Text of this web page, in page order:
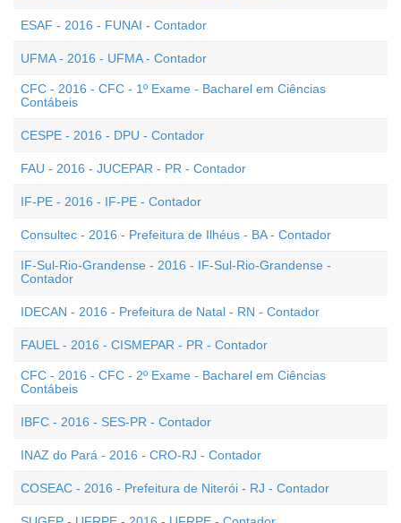
ESAF - 2016 - FUNAI - Contador
UFMA - 2016 - UFMA - Contador
CFC - 2016 - CFC - 1º Exame - Bacharel em Ciências
Contábeis
CESPE - 2016 - DPU - Contador
FAU - 2016 - JUCEPAR - PR - Contador
IF-PE - 2016 - IF-PE - Contador
Consultec - 2016 - Prefeitura de Ilhéus - BA - Contador
IF-Sul-Rio-Grandense - 2016 - IF-Sul-Rio-Grandense -
Contador
IDECAN - 2016 - Prefeitura de Natal - RN - Contador
FAUEL - 2016 - CISMEPAR - PR - Contador
CFC - 2016 - CFC - 2º Exame - Bacharel em Ciências
Contábeis
IBFC - 2016 - SES-PR - Contador
INAZ do Pará - 2016 - CRO-RJ - Contador
COSEAC - 2016 - Prefeitura de Niterói - RJ - Contador